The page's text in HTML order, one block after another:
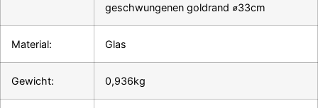
geschwungenen goldrand ⌀33cm
Material: Glas
Gewicht: 0,936kg